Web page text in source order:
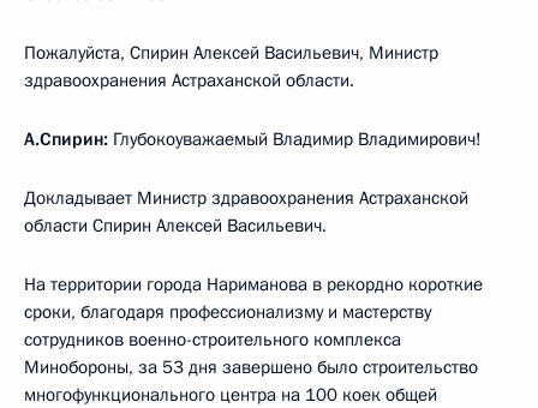
Пожалуйста, Спирин Алексей Васильевич, Министр
здравоохранения Астраханской области.
А.Спирин: Глубокоуважаемый Владимир Владимирович!
Докладывает Министр здравоохранения Астраханской
области Спирин Алексей Васильевич.
На территории города Нариманова в рекордно короткие
сроки, благодаря профессионализму и мастерству
сотрудников военно-строительного комплекса
Минобороны, за 53 дня завершено было строительство
многофункционального центра на 100 коек общей